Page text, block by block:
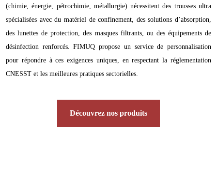
(chimie, énergie, pétrochimie, métallurgie) nécessitent des trousses ultra
spécialisées avec du matériel de confinement, des solutions d’absorption,
des lunettes de protection, des masques filtrants, ou des équipements de
désinfection renforcés. FIMUQ propose un service de personnalisation
pour répondre à ces exigences uniques, en respectant la réglementation
CNESST et les meilleures pratiques sectorielles.
Découvrez nos produits